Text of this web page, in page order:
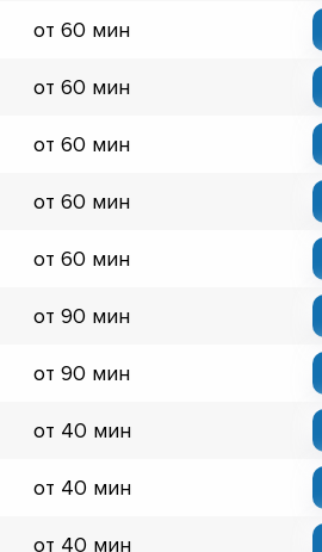
от 60 мин
от 60 мин
от 60 мин
от 60 мин
от 60 мин
от 90 мин
от 90 мин
от 40 мин
от 40 мин
от 40 мин